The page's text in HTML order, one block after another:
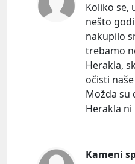
Koliko se,
nešto
nakupilo
trebamo
Herakla,
očisti
Možda su
Herakla ni
Kameni